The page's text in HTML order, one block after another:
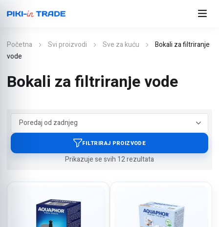
Početna Svi proizvodi Sve za kuću
Bokali za filtriranje
vode
Bokali za filtriranje vode
Prikazuje se svih 12 rezultataPoredano
najnovijem